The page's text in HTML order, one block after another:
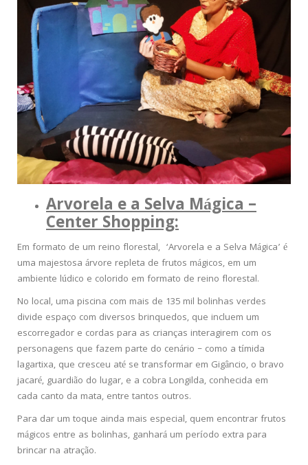
Arvorela e a Selva Mágica –
Center Shopping:
Em formato de um reino florestal, ‘Arvorela e a Selva Mágica’ é
uma majestosa árvore repleta de frutos mágicos, em um
ambiente lúdico e colorido em formato de reino florestal.
No local, uma piscina com mais de 135 mil bolinhas verdes
divide espaço com diversos brinquedos, que incluem um
escorregador e cordas para as crianças interagirem com os
personagens que fazem parte do cenário – como a tímida
lagartixa, que cresceu até se transformar em Gigâncio, o bravo
jacaré, guardião do lugar, e a cobra Longilda, conhecida em
cada canto da mata, entre tantos outros.
Para dar um toque ainda mais especial, quem encontrar frutos
mágicos entre as bolinhas, ganhará um período extra para
brincar na atração.